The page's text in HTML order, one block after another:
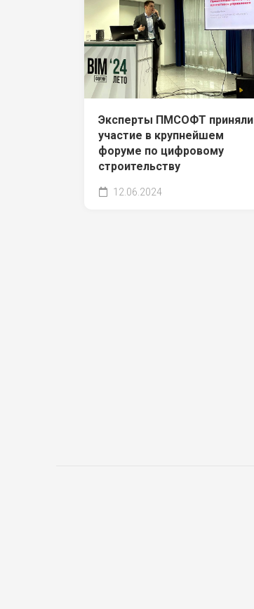
Эксперты ПМСОФТ приняли
участие в крупнейшем
форуме по цифровому
строительству
12.06.2024